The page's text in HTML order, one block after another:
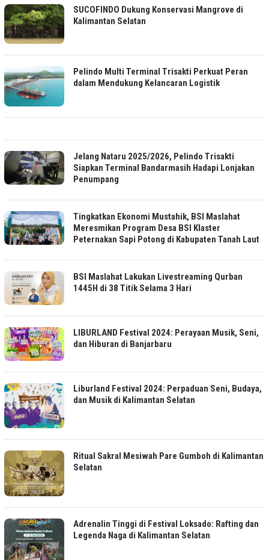
SUCOFINDO Dukung Konservasi Mangrove di
Kalimantan Selatan
Pelindo Multi Terminal Trisakti Perkuat Peran
dalam Mendukung Kelancaran Logistik
Jelang Nataru 2025/2026, Pelindo Trisakti
Siapkan Terminal Bandarmasih Hadapi Lonjakan
Penumpang
Tingkatkan Ekonomi Mustahik, BSI Maslahat
Meresmikan Program Desa BSI Klaster
Peternakan Sapi Potong di Kabupaten Tanah Laut
BSI Maslahat Lakukan Livestreaming Qurban
1445H di 38 Titik Selama 3 Hari
LIBURLAND Festival 2024: Perayaan Musik, Seni,
dan Hiburan di Banjarbaru
Liburland Festival 2024: Perpaduan Seni, Budaya,
dan Musik di Kalimantan Selatan
Ritual Sakral Mesiwah Pare Gumboh di Kalimantan
Selatan
Adrenalin Tinggi di Festival Loksado: Rafting dan
Legenda Naga di Kalimantan Selatan